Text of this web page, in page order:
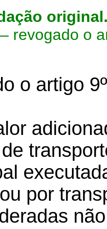
revogado o
o artigo
por